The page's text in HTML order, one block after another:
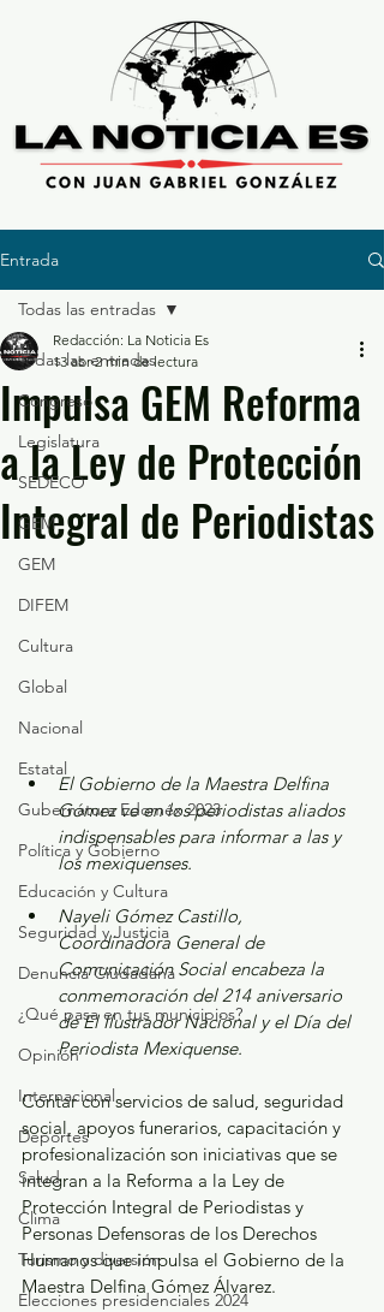
Entrada
Todas las entradas
Congreso
Legislatura
SEDECO
GEM
GEM
DIFEM
Cultura
Global
Nacional
Estatal
Gubernatura Edoméx 2023
Política y Gobierno
Educación y Cultura
Seguridad y Justicia
Denuncia Ciudadana
¿Qué pasa en tus municipios?
Opinión
Internacional
Deportes
Salud
Clima
Turismo y diversión
Elecciones presidenciales 2024
Todas las entradas
Impulsa GEM Reforma
a la Ley de Protección
Integral de Periodistas
Redacción: La Noticia Es
13 abr 2 min de lectura
El Gobierno de la Maestra Delfina
Gómez ve en los periodistas aliados
indispensables para informar a las y
los mexiquenses.
Nayeli Gómez Castillo,
Coordinadora General de
Comunicación Social encabeza la
conmemoración del 214 aniversario
de El Ilustrador Nacional y el Día del
Periodista Mexiquense.
Contar con servicios de salud, seguridad
social, apoyos funerarios, capacitación y
profesionalización son iniciativas que se
integran a la Reforma a la Ley de
Protección Integral de Periodistas y
Personas Defensoras de los Derechos
Humanos que impulsa el Gobierno de la
Maestra Delfina Gómez Álvarez.